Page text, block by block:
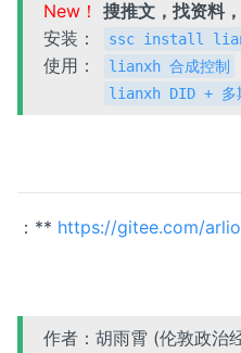
New！ 搜推文，找资料
安装：
ssc install
使用：
lianxh 合成控制
lianxh DID + 多
：** https://gitee.com/
作者：胡雨霄 (伦敦政治